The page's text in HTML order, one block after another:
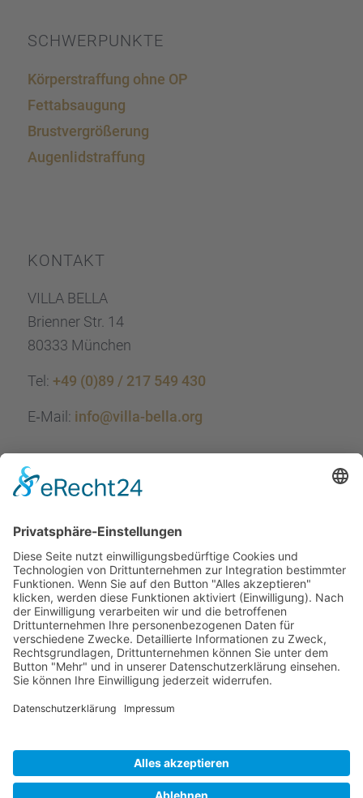
SCHWER­PUNKTE
Körper­straf­fung ohne OP
Fettab­sau­gung
Brust­ver­grö­ße­rung
Augen­lid­s­traf­fung
KONTAKT
VILLA BELLA
Brien­ner Str. 14
80333 München
Tel: +49 (0)89 / 217 549 430
E‑Mail: info@villa-bella.org
ÖFFNUNGS­ZEI­TEN
Mo-Do: 09:00 — 20:00 Uhr
Fr: 09:00 — 18:00 Uhr
Sa*: 10:00 — 18:00 Uhr
*auf Anfrage 3x im Monat
© Copyright 2024 - Villa Bella |Cookie-
Einstellungen|Kontakt|Datenschutz|